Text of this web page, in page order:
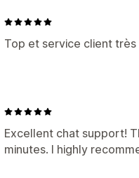
Top et service client très
Excellent chat support!
minutes. I highly